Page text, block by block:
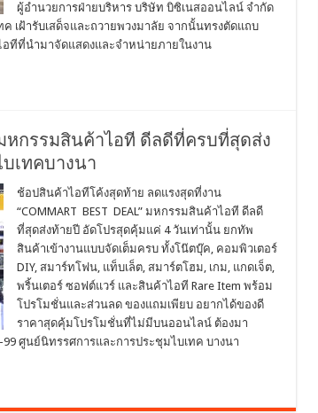
ผู้อำนวยการฝ่ายบริหาร บริษัท บิซิเนสออนไลน์ จำกัด
เฝ้ารับเสด็จและถวายพวงมาลัย จากนั้นทรงตัดแถบ
อทีที่นำมาจัดแสดงและจำหน่ายภายในงาน
มหกรรมสินค้าไอที ดีลดีที่ครบที่สุดส่ง
เทคบางนา
ช้อปสินค้าไอทีโค้งสุดท้าย ลดแรงสุดที่งาน
“COMMART BEST DEAL” มหกรรมสินค้าไอที ดีลดี
ที่สุดส่งท้ายปี อัดโปรสุดคุ้มแค่ 4 วันเท่านั้น ยกทัพ
สินค้าเข้างานแบบจัดเต็มครบ ทั้งโน๊ตบุ๊ค, คอมพิวเตอร์
DIY, สมาร์ทโฟน, แท็บเล็ต, สมาร์ตโฮม, เกม, แกดเจ็ต,
พริ้นเตอร์ ซอฟต์แวร์ และสินค้าไอที Rare Item พร้อม
โปรโมชั่นและส่วนลด ของแถมเพียบ อยากได้ของดี
ราคาสุดคุ้มโปรโมชั่นที่ไม่มีบนออนไลน์ ต้องมา
99 ศูนย์นิทรรศการและการประชุมไบเทค บางนา